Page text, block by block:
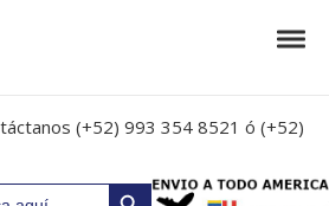
(+52) 993 354 8521 ó (+52)
Search Button